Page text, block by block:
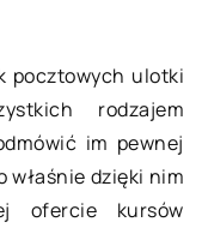
pocztowych ulotki
rodzajem
im pewnej
dzięki nim
ofercie kursów